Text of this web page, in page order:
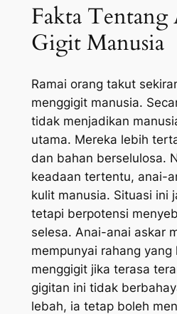
Fakta
Gigit Manusia
Ramai orang takut
menggigit manusia.
tidak menjadikan
utama. Mereka lebih
dan bahan berselulosa.
keadaan tertentu, anai-
kulit manusia. Situasi ini
tetapi berpotensi
selesa. Anai-anai askar
mempunyai rahang
menggigit jika terasa
gigitan ini tidak
lebah, ia tetap boleh